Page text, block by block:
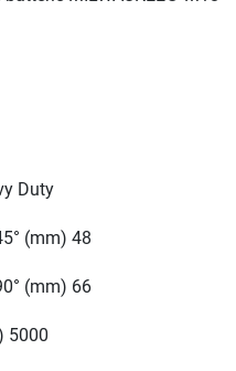
Duty
(mm) 48
(mm) 66
5000